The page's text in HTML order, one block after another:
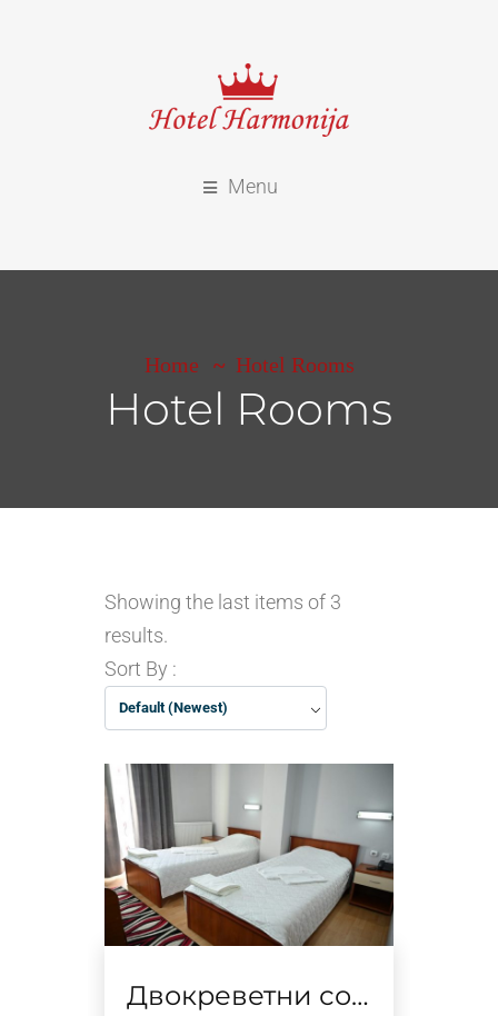
Menu
Hotel Rooms
Home Hotel Rooms
Showing the last items of 3
results.
Sort By :
Default (Newest)
Двокреветни соби